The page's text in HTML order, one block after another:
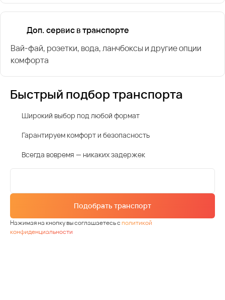
Доп. сервис в транспорте
Вай-фай, розетки, вода, ланчбоксы и другие опции
комфорта
Быстрый подбор транспорта
Широкий выбор под любой формат
Гарантируем комфорт и безопасность
Всегда вовремя — никаких задержек
Подобрать транспорт
Нажимая на кнопку вы соглашаетесь сполитикой
конфиденциальности